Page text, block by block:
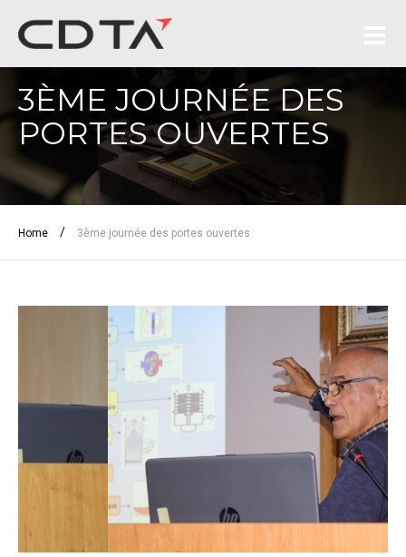
3ÈME JOURNÉE DES
PORTES OUVERTES
Home / 3ème journée des portes ouvertes